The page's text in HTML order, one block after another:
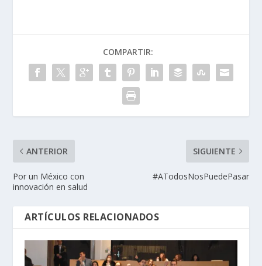
COMPARTIR:
ANTERIOR
Por un México con
innovación en salud
SIGUIENTE
#ATodosNosPuedePasar
ARTÍCULOS RELACIONADOS